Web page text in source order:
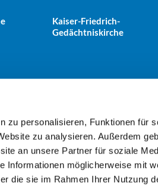
zu personalisieren, Funktionen für
zu analysieren. Außerdem
an unsere Partner für soziale
Informationen möglicherweise mit
die sie im Rahmen Ihrer Nutzung
Kaiser-Friedrich-
Gedächtniskirche
25, 10559 Berlin+49303943498 
Impressum